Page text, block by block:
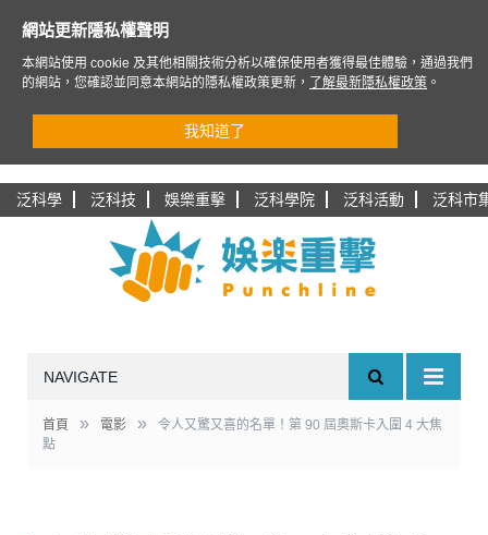
泛科學 泛科技 娛樂重擊 泛科學院 泛科活動 泛科市
NAVIGATE
首頁 » 電影 »
令人又驚又喜的名單！第 90 屆奧斯卡入圍 4 大焦
點
網站更新隱私權聲明
本網站使用 cookie 及其他相關技術分析以確保使用者獲得最佳體驗，通過我們
的網站，您確認並同意本網站的隱私權政策更新，
了解最新隱私權政策 。
我知道了